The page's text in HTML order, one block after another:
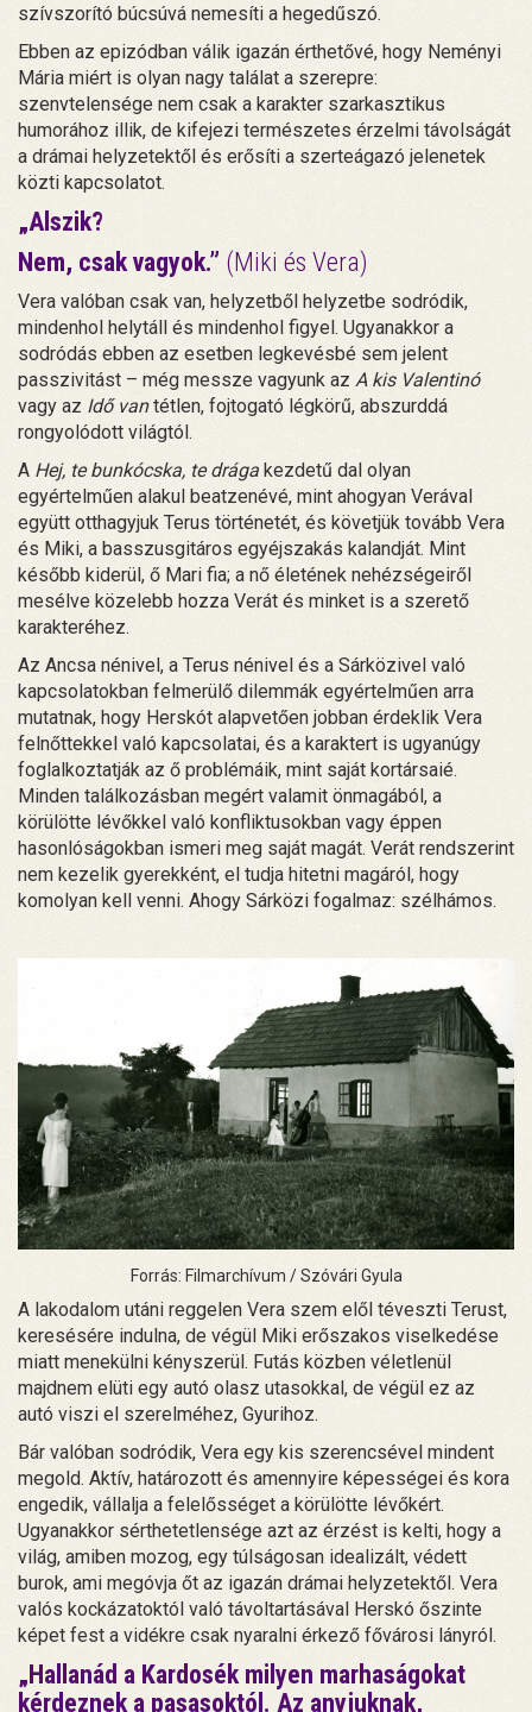
szívszorító búcsúvá nemesíti a hegedűszó.
Ebben az epizódban válik igazán érthetővé, hogy Neményi
Mária miért is olyan nagy találat a szerepre:
szenvtelensége nem csak a karakter szarkasztikus
humorához illik, de kifejezi természetes érzelmi távolságát
a drámai helyzetektől és erősíti a szerteágazó jelenetek
közti kapcsolatot.
„Alszik?
Nem, csak vagyok.” (Miki és Vera)
Vera valóban csak van, helyzetből helyzetbe sodródik,
mindenhol helytáll és mindenhol figyel. Ugyanakkor a
sodródás ebben az esetben legkevésbé sem jelent
passzivitást – még messze vagyunk az A kis Valentinó
vagy az Idő vantétlen, fojtogató légkörű, abszurddá
rongyolódott világtól.
A Hej, te bunkócska, te drága kezdetű dal olyan
egyértelműen alakul beatzenévé, mint ahogyan Verával
együtt otthagyjuk Terus történetét, és követjük tovább Vera
és Miki, a basszusgitáros egyéjszakás kalandját. Mint
később kiderül, ő Mari fia; a nő életének nehézségeiről
mesélve közelebb hozza Verát és minket is a szerető
karakteréhez.
Az Ancsa nénivel, a Terus nénivel és a Sárközivel való
kapcsolatokban felmerülő dilemmák egyértelműen arra
mutatnak, hogy Herskót alapvetően jobban érdeklik Vera
felnőttekkel való kapcsolatai, és a karaktert is ugyanúgy
foglalkoztatják az ő problémáik, mint saját kortársaié.
Minden találkozásban megért valamit önmagából, a
körülötte lévőkkel való konfliktusokban vagy éppen
hasonlóságokban ismeri meg saját magát. Verát rendszerint
nem kezelik gyerekként, el tudja hitetni magáról, hogy
komolyan kell venni. Ahogy Sárközi fogalmaz: szélhámos.
Forrás: Filmarchívum / Szóvári Gyula
A lakodalom utáni reggelen Vera szem elől téveszti Terust,
keresésére indulna, de végül Miki erőszakos viselkedése
miatt menekülni kényszerül. Futás közben véletlenül
majdnem elüti egy autó olasz utasokkal, de végül ez az
autó viszi el szerelméhez, Gyurihoz.
Bár valóban sodródik, Vera egy kis szerencsével mindent
megold. Aktív, határozott és amennyire képességei és kora
engedik, vállalja a felelősséget a körülötte lévőkért.
Ugyanakkor sérthetetlensége azt az érzést is kelti, hogy a
világ, amiben mozog, egy túlságosan idealizált, védett
burok, ami megóvja őt az igazán drámai helyzetektől. Vera
valós kockázatoktól való távoltartásával Herskó őszinte
képet fest a vidékre csak nyaralni érkező fővárosi lányról.
„Hallanád a Kardosék milyen marhaságokat
kérdeznek a pasasoktól. Az anyjuknak,